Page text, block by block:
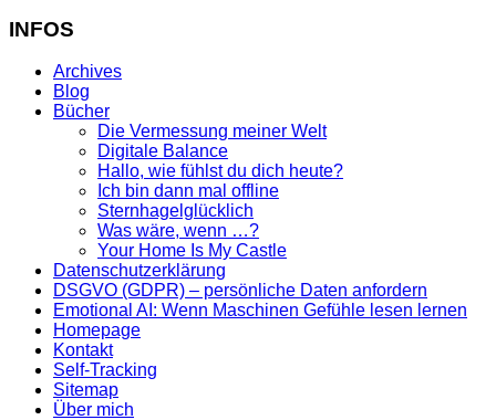
INFOS
Archives
Blog
Bücher
Die Vermessung meiner Welt
Digitale Balance
Hallo, wie fühlst du dich heute?
Ich bin dann mal offline
Sternhagelglücklich
Was wäre, wenn …?
Your Home Is My Castle
Datenschutzerklärung
DSGVO (GDPR) – persönliche Daten anfordern
Emotional AI: Wenn Maschinen Gefühle lesen lernen
Homepage
Kontakt
Self-Tracking
Sitemap
Über mich